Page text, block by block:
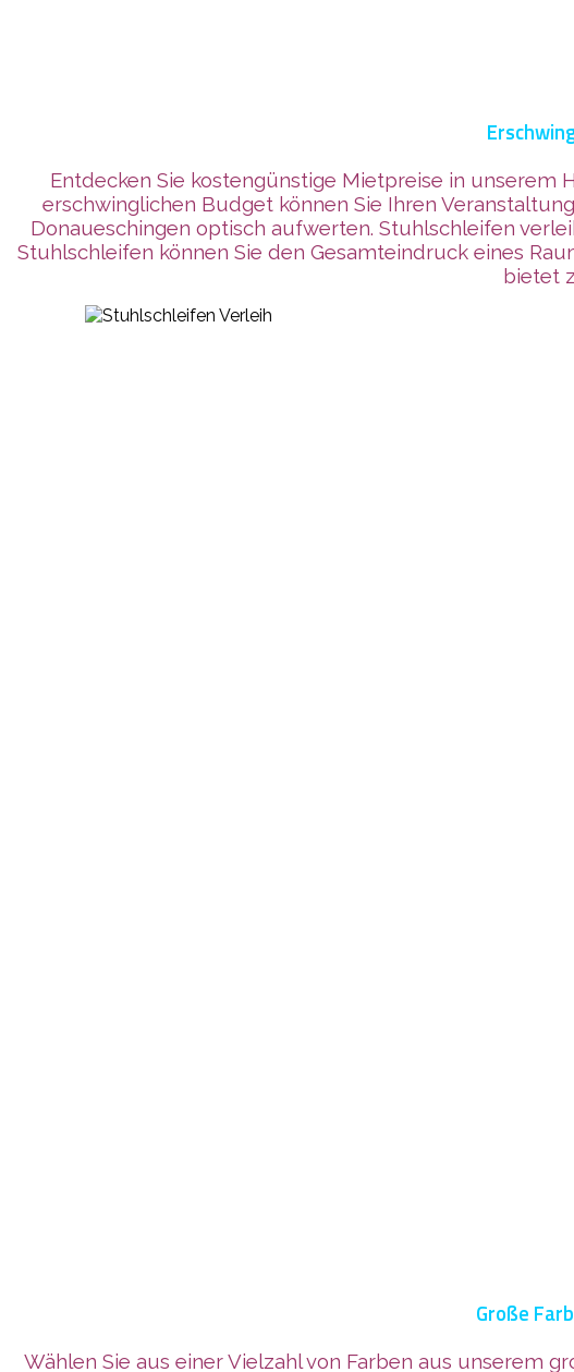
Entdecken Sie kostengünstige Mietpreise in
erschwinglichen Budget können Sie Ihren
Donaueschingen optisch aufwerten. Stuhlschleifen
Stuhlschleifen können Sie den Gesamteindruck eines
bietet
Große
Wählen Sie aus einer Vielzahl von Farben aus unserem